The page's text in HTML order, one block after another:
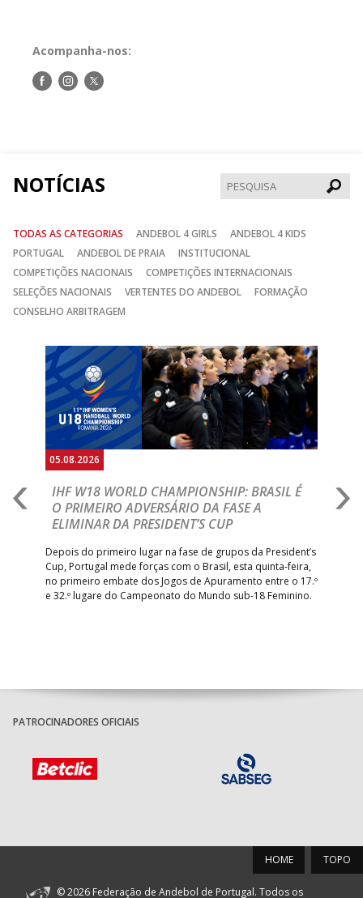
Acompanha-nos:
Siga-Siga-Siga-
NOTÍCIAS
TODAS AS CATEGORIAS ANDEBOL 4 GIRLS
ANDEBOL 4 KIDS
PORTUGAL
ANDEBOL DE PRAIA
INSTITUCIONAL
COMPETIÇÕES NACIONAIS
COMPETIÇÕES INTERNACIONAIS
SELEÇÕES NACIONAIS
VERTENTES DO ANDEBOL
FORMAÇÃO
CONSELHO ARBITRAGEM
05.08.2026
IHF W18 WORLD CHAMPIONSHIP: BRASIL É
O PRIMEIRO ADVERSÁRIO DA FASE A
ELIMINAR DA PRESIDENT’S CUP
Depois do primeiro lugar na fase de grupos da President’s
Cup, Portugal mede forças com o Brasil, esta quinta-feira,
no primeiro embate dos Jogos de Apuramento entre o 17.º
e 32.º lugare do Campeonato do Mundo sub-18 Feminino.
Anterior
PATROCINADORES OFICIAIS
TOPO
HOME
© 2026 Federação de Andebol de Portugal. Todos os